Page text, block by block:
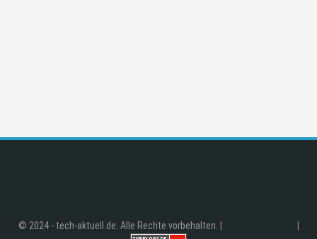
© 2024 - tech-aktuell.de. Alle Rechte vorbehalten. |